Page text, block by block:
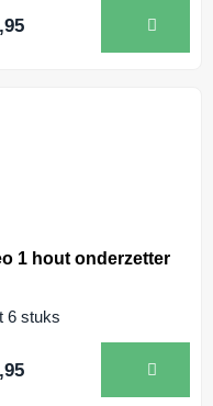
1 hout onderzetter
6 stuks